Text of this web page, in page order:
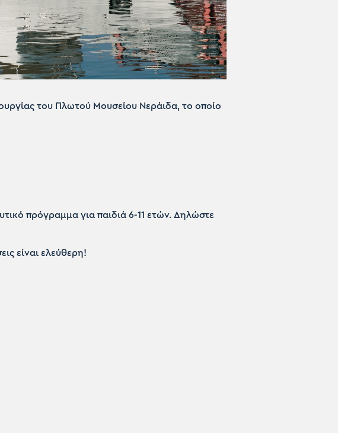
του Πλωτού Μουσείου Νεράιδα, το οποίο
πρόγραμμα για παιδιά 6-11 ετών. Δηλώστε
είναι ελεύθερη!